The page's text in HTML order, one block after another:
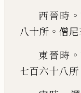
西晉時 。
八十所 。 僧尼
東晉時 。
七百六十八所